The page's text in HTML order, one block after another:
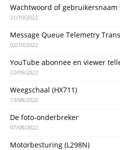
Wachtwoord of gebruikersnaam
21/10/2022
Message Queue Telemetry
02/10/2022
YouTube abonnee en viewer
22/09/2022
Weegschaal (HX711)
13/08/2022
De foto-onderbreker
07/08/2022
Motorbesturing (L298N)